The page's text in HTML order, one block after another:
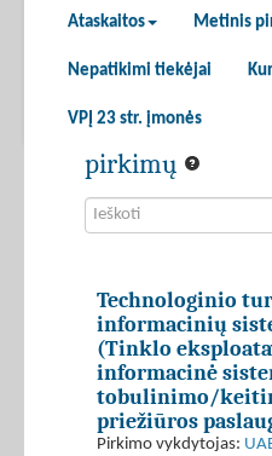
Ataskaitos Metinis
Nepatikimi tiekėjai
VPĮ 23 str. įmonės
pirkimų
Technologinio
informacinių
(Tinklo
informacinė
tobulinimo/
priežiūros
Pirkimo vykdytojas: